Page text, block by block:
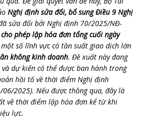
Nghị định sửa đổi, bổ sung Điều 9 Nghị
sửa đổi bởi Nghị định 70/2025/NĐ-
cho phép lập hóa đơn tổng cuối ngày
số lĩnh vực có tần suất giao dịch lớn
không kinh doanh. Đề xuất này đang
dự kiến có thể được ban hành trong
hồi tố về thời điểm Nghị định
2025). Nếu được thông qua, đây là
về thời điểm lập hóa đơn kể từ khi
lực.